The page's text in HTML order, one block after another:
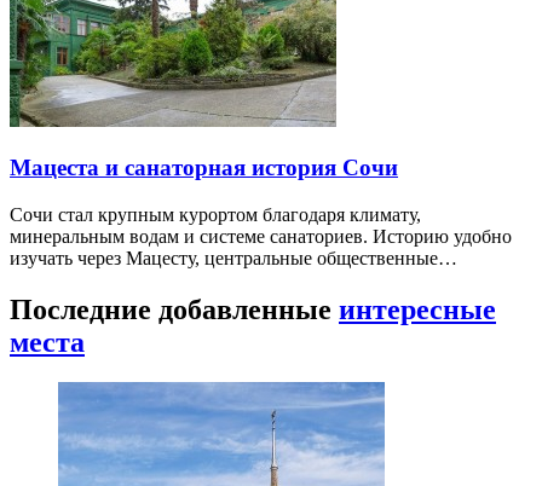
Мацеста и санаторная история Сочи
Сочи стал крупным курортом благодаря климату,
минеральным водам и системе санаториев. Историю удобно
изучать через Мацесту, центральные общественные…
Последние добавленные интересные
места